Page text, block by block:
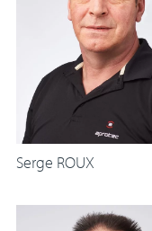
Serge ROUX